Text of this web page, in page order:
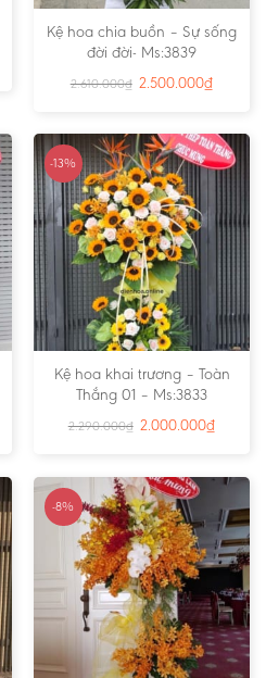
Kệ hoa chia buồn – Sự sống
đời đời- Ms:3839
2.610.000₫ 2.500.000₫
-13%
Kệ hoa khai trương – Toàn
Thắng 01 – Ms:3833
2.290.000₫ 2.000.000₫
-8%